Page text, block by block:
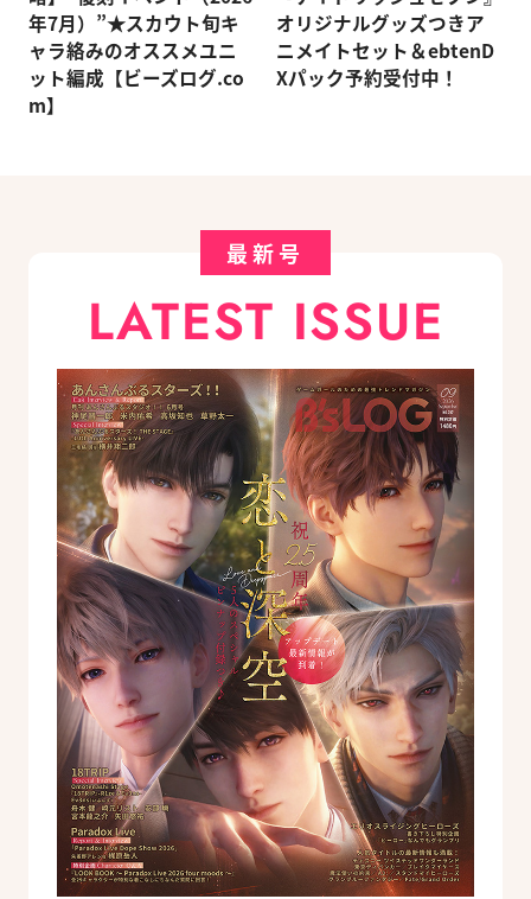
年7月）”★スカウト旬キ
ャラ絡みのオススメユニ
ット編成【ビーズログ.co
m】
オリジナルグッズつきア
ニメイトセット＆ebtenD
Xパック予約受付中！
最新号
LATEST ISSUE